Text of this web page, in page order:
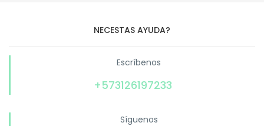
NECESTAS AYUDA?
Escríbenos
+573126197233
Síguenos